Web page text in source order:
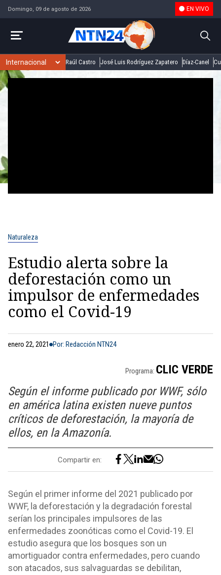
Domingo, 09 de agosto de 2026 EN VIVO
Raúl Castro José Luis Rodríguez Zapatero Díaz-Canel
Naturaleza
Estudio alerta sobre la
deforestación como un
impulsor de enfermedades
como el Covid-19
enero 22, 2021 Por: Redacción NTN24
Programa: CLIC VERDE
Según el informe publicado por WWF, sólo
en américa latina existen nueve puntos
críticos de deforestación, la mayoría de
ellos, en la Amazonía.
Compartir en:
Según el primer informe del 2021 publicado por
WWF, la deforestación y la degradación forestal
serían los principales impulsores de las
enfermedades zoonóticas como el Covid-19. El
estudio asegura que los bosques son un
amortiguador contra enfermedades, pero cuando
son atacados, sus salvaguardas se debilitan,